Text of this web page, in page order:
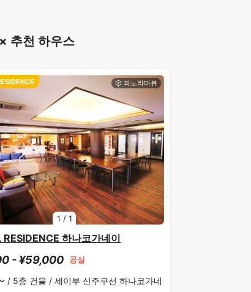
추천 하우스
1 / 1
하나코가네이
- ¥59,000 공실
/ 5층 건물 /세이부 신주쿠선 하나코가네